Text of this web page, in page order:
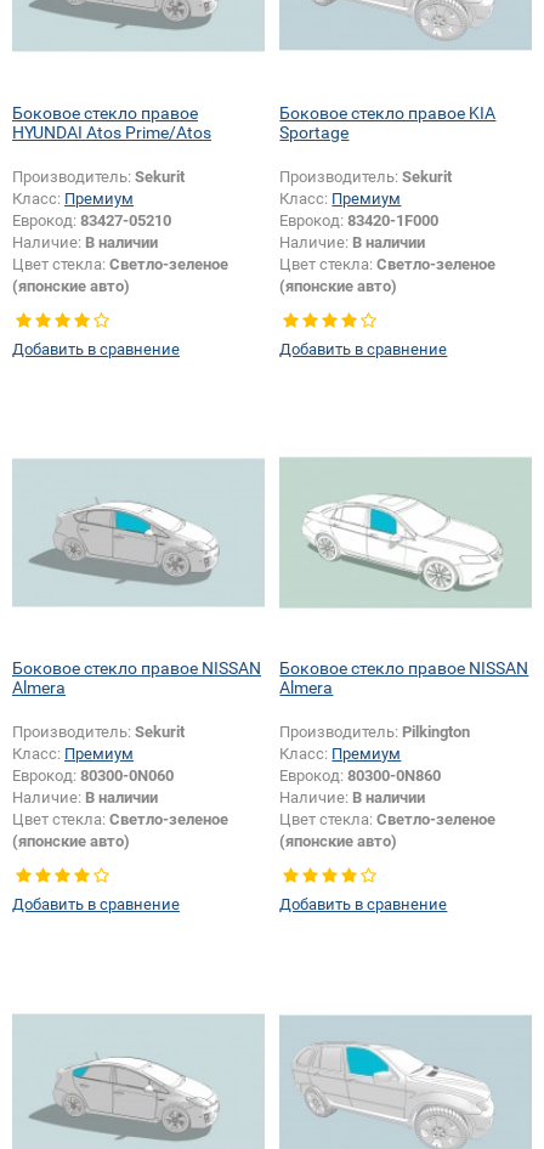
Боковое стекло правое
HYUNDAI Atos Prime/Atos
Производитель: Sekurit
Класс: Премиум
Еврокод: 83427-05210
Наличие: В наличии
Цвет стекла: Светло-зеленое
(японские авто)
Тип стекла:Боковое стекло
правое
Добавить в сравнение
Боковое стекло правое KIA
Sportage
Производитель:Sekurit
Класс: Премиум
Еврокод:83420-1F000
Наличие: В наличии
Цвет стекла:Светло-зеленое
(японские авто)
Тип стекла:Боковое стекло
правое
Добавить в сравнение
Боковое стекло правое NISSAN
Almera
Производитель: Sekurit
Класс: Премиум
Еврокод: 80300-0N060
Наличие: В наличии
Цвет стекла: Светло-зеленое
(японские авто)
Тип стекла: Боковое стекло
правое
Добавить в сравнение
Боковое стекло правое NISSAN
Almera
Производитель: Pilkington
Класс: Премиум
Еврокод:80300-0N860
Наличие: В наличии
Цвет стекла:Светло-зеленое
(японские авто)
Тип стекла:Боковое стекло
правое
Добавить в сравнение